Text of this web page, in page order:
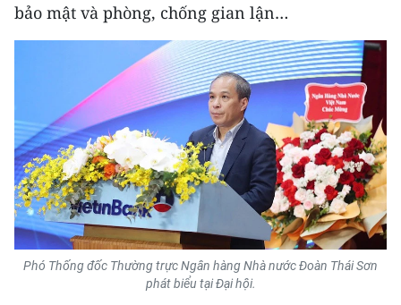
bảo mật và phòng, chống gian lận…
Phó Thống đốc Thường trực Ngân hàng Nhà nước Đoàn Thái Sơn
phát biểu tại Đại hội.